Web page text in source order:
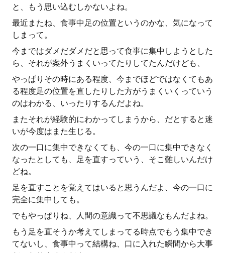
と、もう思い込むしかないよね。
最近またね、食事中足の位置というのかな、気になって
しまって。
今まではダメだダメだと思って食事に集中しようとした
ら、それが案外うまくいってたりしてたんだけども、
やっぱりその時にある程度、今までほどではなくてもあ
る程度足の位置を直したりした方がうまくいくっていう
のはわかる、いったりするんだよね。
またそれが経験的にわかってしまうから、だとすると迷
いが今度はまた生じる。
次の一口に集中できなくても、今の一口に集中できなく
なったとしても、足を直すっていう、そこ難しいんだけ
どね。
足を直すことを覚えてはいると思うんだよ、今の一口に
完全に集中しても。
でもやっぱりね、人間の意識って不思議なもんだよね。
もう足を直そうか考えてしまってる時点でもう集中でき
てないし、食事中って結構ね、口に入れた瞬間から大事